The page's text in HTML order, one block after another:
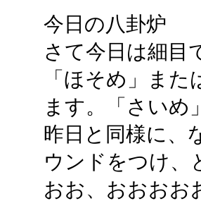
今日の八卦炉
さて今日は細目
「ほそめ」ま
ます。「さいめ
昨日と同様に、
ウンドをつけ、
おお、おおおお